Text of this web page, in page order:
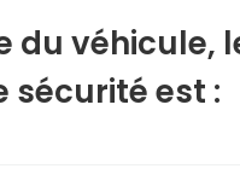
du véhicule,
sécurité est :